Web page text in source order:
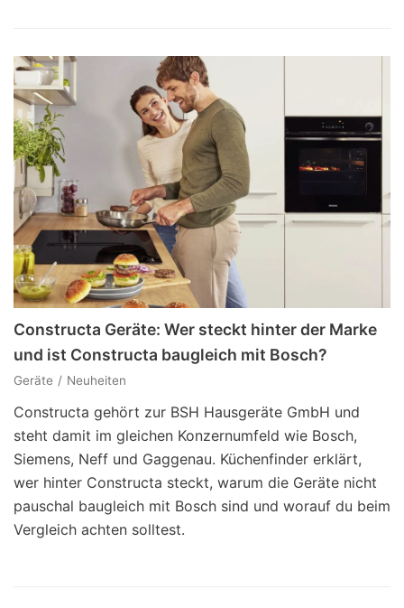
Constructa Geräte: Wer steckt hinter der Marke
und ist Constructa baugleich mit Bosch?
Geräte Neuheiten
Constructa gehört zur BSH Hausgeräte GmbH und
steht damit im gleichen Konzernumfeld wie Bosch,
Siemens, Neff und Gaggenau. Küchenfinder erklärt,
wer hinter Constructa steckt, warum die Geräte nicht
pauschal baugleich mit Bosch sind und worauf du beim
Vergleich achten solltest.